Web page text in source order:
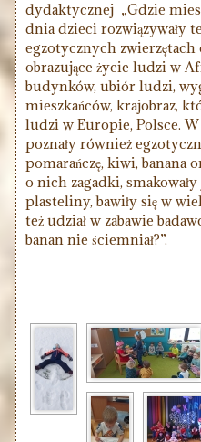
dydaktycznej „Gdzie
dnia dzieci rozwiązywały
egzotycznych zwierzętach
obrazujące życie ludzi w
budynków, ubiór ludzi,
mieszkańców, krajobraz,
ludzi w Europie, Polsce.
poznały również
pomarańczę, kiwi, banana
o nich zagadki, smakowały
plasteliny, bawiły się w
też udział w zabawie
banan nie ściemniał?”.